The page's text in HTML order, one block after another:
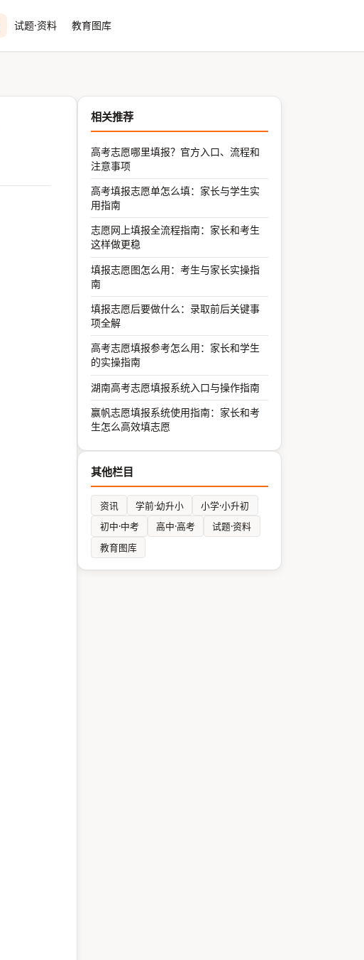
试题·资料 教育图库
相关推荐
高考志愿哪里填报？官方入口、流程和
注意事项
高考填报志愿单怎么填：家长与学生实
用指南
志愿网上填报全流程指南：家长和考生
这样做更稳
填报志愿图怎么用：考生与家长实操指
南
填报志愿后要做什么：录取前后关键事
项全解
高考志愿填报参考怎么用：家长和学生
的实操指南
湖南高考志愿填报系统入口与操作指南
赢帆志愿填报系统使用指南：家长和考
生怎么高效填志愿
其他栏目
资讯 学前·幼升小
小学·小升初
初中·中考
高中·高考
试题·资料
教育图库